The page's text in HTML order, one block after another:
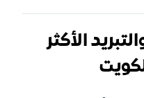
الأكثر